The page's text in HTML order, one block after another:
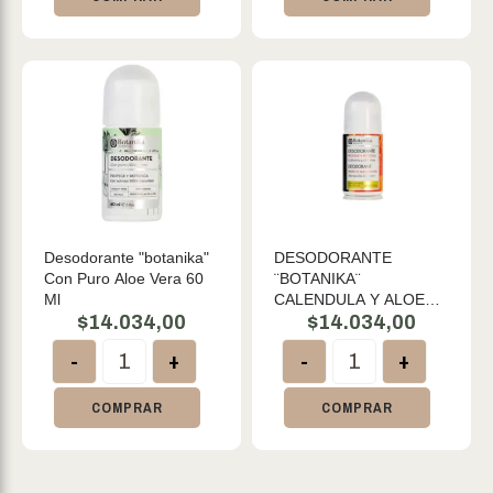
Desodorante "botanika"
Con Puro Aloe Vera 60
Ml
$14.034,00
- +
COMPRAR
DESODORANTE
¨BOTANIKA¨
CALENDULA Y ALOE
VERA 60 ML
$14.034,00
- +
COMPRAR